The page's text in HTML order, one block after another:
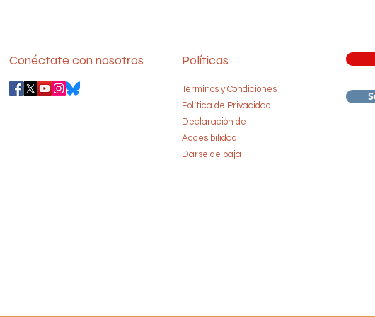
Conéctate con nosotros Políticas
Términos y Condiciones
Política de Privacidad
Declaración de
Accesibilidad
Darse de baja